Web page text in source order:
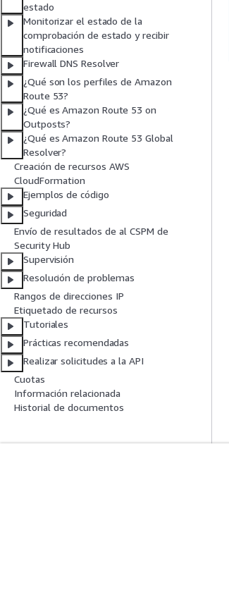
estado
Monitorizar el estado de la
comprobación de estado y recibir
notificaciones
Firewall DNS Resolver
¿Qué son los perfiles de Amazon
Route 53?
¿Qué es Amazon Route 53 on
Outposts?
¿Qué es Amazon Route 53 Global
Resolver?
Creación de recursos AWS
CloudFormation
Ejemplos de código
Seguridad
Envío de resultados de al CSPM de
Security Hub
Supervisión
Resolución de problemas
Rangos de direcciones IP
Etiquetado de recursos
Tutoriales
Prácticas recomendadas
Realizar solicitudes a la API
Cuotas
Información relacionada
Historial de documentos